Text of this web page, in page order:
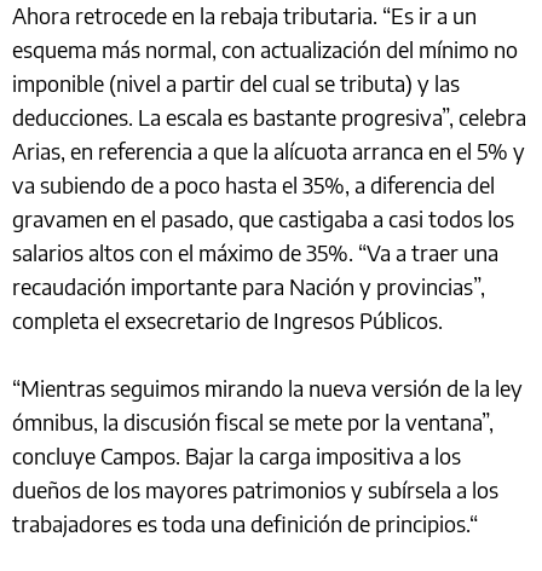
Ahora retrocede en la rebaja tributaria. “Es ir a un
esquema más normal, con actualización del mínimo no
imponible (nivel a partir del cual se tributa) y las
deducciones. La escala es bastante progresiva”, celebra
Arias, en referencia a que la alícuota arranca en el 5% y
va subiendo de a poco hasta el 35%, a diferencia del
gravamen en el pasado, que castigaba a casi todos los
salarios altos con el máximo de 35%. “Va a traer una
recaudación importante para Nación y provincias”,
completa el exsecretario de Ingresos Públicos.
“Mientras seguimos mirando la nueva versión de la ley
ómnibus, la discusión fiscal se mete por la ventana”,
concluye Campos. Bajar la carga impositiva a los
dueños de los mayores patrimonios y subírsela a los
trabajadores es toda una definición de principios.“